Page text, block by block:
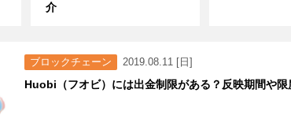
介
ブロックチェーン 2019.08.11 [日]
Huobi（フオビ）には出金制限がある？反映期間や限